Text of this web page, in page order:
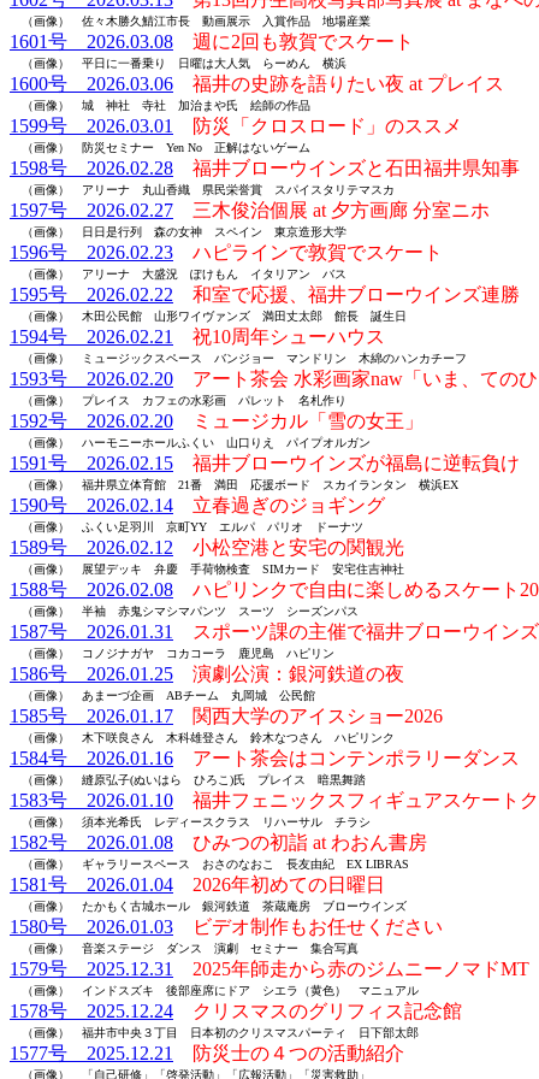
（画像） 佐々木勝久鯖江市長 動画展示 入賞作品 地場産業
1601号 2026.03.08 週に2回も敦賀でスケート
（画像） 平日に一番乗り 日曜は大人気 らーめん 横浜
1600号 2026.03.06 福井の史跡を語りたい夜 at プレイス
（画像） 城 神社 寺社 加治まや氏 絵師の作品
1599号 2026.03.01 防災「クロスロード」のススメ
（画像） 防災セミナー Yen No 正解はないゲーム
1598号 2026.02.28 福井ブローウインズと石田福井県知事
（画像） アリーナ 丸山香織 県民栄誉賞 スパイスタリテマスカ
1597号 2026.02.27 三木俊治個展 at 夕方画廊 分室ニホ
（画像） 日日是行列 森の女神 スペイン 東京造形大学
1596号 2026.02.23 ハピラインで敦賀でスケート
（画像） アリーナ 大盛況 ぽけもん イタリアン バス
1595号 2026.02.22 和室で応援、福井ブローウインズ連勝
（画像） 木田公民館 山形ワイヴァンズ 満田丈太郎 館長 誕生日
1594号 2026.02.21 祝10周年シューハウス
（画像） ミュージックスペース バンジョー マンドリン 木綿のハンカチーフ
1593号 2026.02.20 アート茶会 水彩画家naw「いま、てのひ
（画像） プレイス カフェの水彩画 パレット 名札作り
1592号 2026.02.20 ミュージカル「雪の女王」
（画像） ハーモニーホールふくい 山口りえ パイプオルガン
1591号 2026.02.15 福井ブローウインズが福島に逆転負け
（画像） 福井県立体育館 21番 満田 応援ボード スカイランタン 横浜EX
1590号 2026.02.14 立春過ぎのジョギング
（画像） ふくい足羽川 京町YY エルパ パリオ ドーナツ
1589号 2026.02.12 小松空港と安宅の関観光
（画像） 展望デッキ 弁慶 手荷物検査 SIMカード 安宅住吉神社
1588号 2026.02.08 ハピリンクで自由に楽しめるスケート
（画像） 半袖 赤鬼シマシマパンツ スーツ シーズンパス
1587号 2026.01.31 スポーツ課の主催で福井ブローウイン
（画像） コノジナガヤ コカコーラ 鹿児島 ハピリン
1586号 2026.01.25 演劇公演：銀河鉄道の夜
（画像） あまーづ企画 ABチーム 丸岡城 公民館
1585号 2026.01.17 関西大学のアイスショー2026
（画像） 木下咲良さん 木科雄登さん 鈴木なつさん ハピリンク
1584号 2026.01.16 アート茶会はコンテンポラリーダンス
（画像） 縫原弘子(ぬいはら ひろこ)氏 プレイス 暗黒舞踏
1583号 2026.01.10 福井フェニックスフィギュアスケート
（画像） 須本光希氏 レディースクラス リハーサル チラシ
1582号 2026.01.08 ひみつの初詣 at わおん書房
（画像） ギャラリースペース おさのなおこ 長友由紀 EX LIBRAS
1581号 2026.01.04 2026年初めての日曜日
（画像） たかもく古城ホール 銀河鉄道 茶蔵庵房 ブローウインズ
1580号 2026.01.03 ビデオ制作もお任せください
（画像） 音楽ステージ ダンス 演劇 セミナー 集合写真
1579号 2025.12.31 2025年師走から赤のジムニーノマドMT
（画像） インドスズキ 後部座席にドア シエラ（黄色） マニュアル
1578号 2025.12.24 クリスマスのグリフィス記念館
（画像） 福井市中央３丁目 日本初のクリスマスパーティ 日下部太郎
1577号 2025.12.21 防災士の４つの活動紹介
（画像） 「自己研修」「啓発活動」「広報活動」「災害救助」